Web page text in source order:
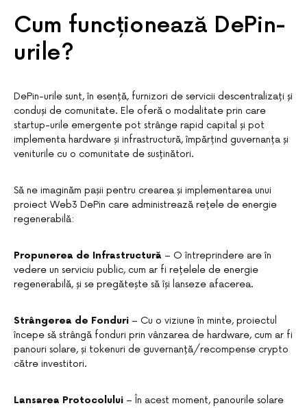
Cum funcționează DePin-
urile?
DePin-urile sunt, în esență, furnizori de servicii descentralizați și
conduși de comunitate. Ele oferă o modalitate prin care
startup-urile emergente pot strânge rapid capital și pot
implementa hardware și infrastructură, împărțind guvernanța și
veniturile cu o comunitate de susținători.
Să ne imaginăm pașii pentru crearea și implementarea unui
proiect Web3 DePin care administrează rețele de energie
regenerabilă:
Propunerea de Infrastructură – O întreprindere are în
vedere un serviciu public, cum ar fi rețelele de energie
regenerabilă, și se pregătește să își lanseze afacerea.
Strângerea de Fonduri – Cu o viziune în minte, proiectul
începe să strângă fonduri prin vânzarea de hardware, cum ar fi
panouri solare, și tokenuri de guvernanță/recompense crypto
către investitori.
Lansarea Protocolului – În acest moment, panourile solare